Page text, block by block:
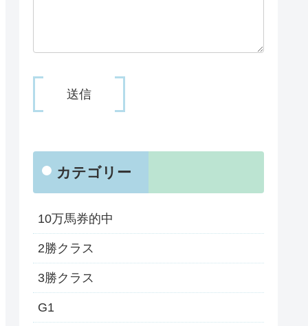
カテゴリー
10万馬券的中
2勝クラス
3勝クラス
G1